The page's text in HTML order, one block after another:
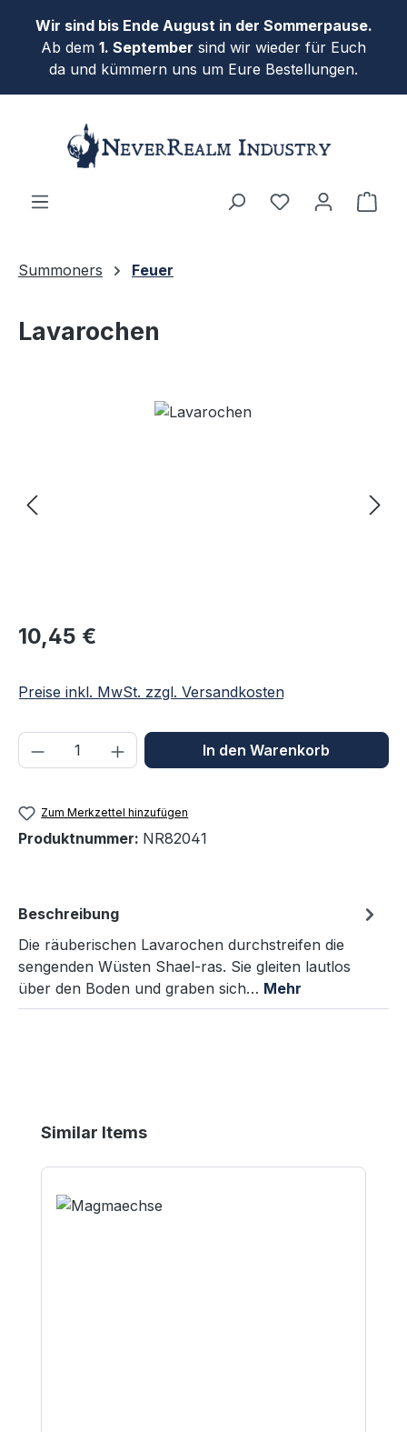
Zum Hauptinhalt springen
Wir sind bis Ende August in der Sommerpause.
Ab dem 1. September sind wir wieder für Euch
da und kümmern uns um Eure Bestellungen.
Summoners Feuer
Lavarochen
Bildergalerie überspringen
Regulärer Preis:
10,45 €
Preise inkl. MwSt. zzgl. Versandkosten
Produkt Anzahl: Gib denIn den Warenkorb
Zum Merkzettel hinzufügen
Produktnummer: NR82041
Beschreibung
Die räuberischen Lavarochen durchstreifen die
sengenden Wüsten Shael-ras. Sie gleiten lautlos
über den Boden und graben sich… Mehr
Produktgalerie überspringen
Similar Items